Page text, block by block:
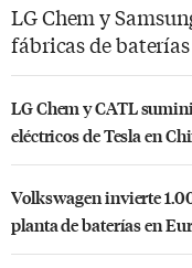
LG Chem y
fábricas de
LG Chem y CATL
eléctricos de Tesla en
Volkswagen invierte
planta de baterías en